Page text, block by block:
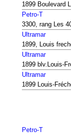
1899 Boulevard
Petro-T
3300, rang Les
Ultramar
1899, Louis
Ultramar
1899 blv.Louis-
Ultramar
1899 Louis-
Petro-T